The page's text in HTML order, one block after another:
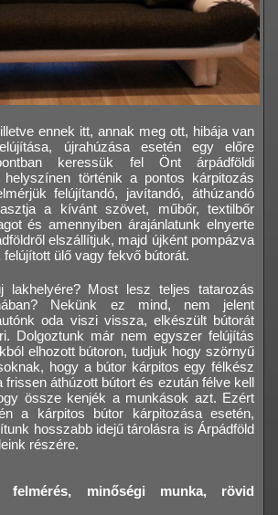
ennek itt, annak meg ott, hibája van
újrahúzása esetén egy előre
keressük fel Önt árpádföldi
történik a pontos kárpitozás
felújítandó, javítandó, áthúzandó
a kívánt szövet, műbőr, textilbőr
és amennyiben árajánlatunk elnyerte
elszállítjuk, majd újként pompázva
ülő vagy fekvő bútorát.
lakhelyére? Most lesz teljes tatarozás
Nekünk ez mind, nem jelent
oda viszi vissza, elkészült bútorát
Dolgoztunk már nem egyszer felújítás
elhozott bútoron, tudjuk hogy szörnyű
hogy a bútor kárpitos egy félkész
frissen áthúzott bútort és ezután félve kell
össze kenjék a munkások azt. Ezért
a kárpitos bútor kárpitozása esetén,
hosszabb idejű tárolásra is Árpádföld
részére.
felmérés, minőségi munka, rövid